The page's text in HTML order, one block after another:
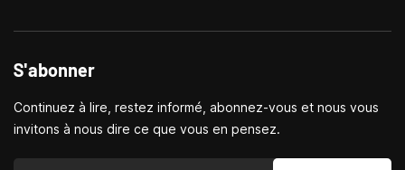
S'abonner
Continuez à lire, restez informé, abonnez-vous et nous vous
invitons à nous dire ce que vous en pensez.